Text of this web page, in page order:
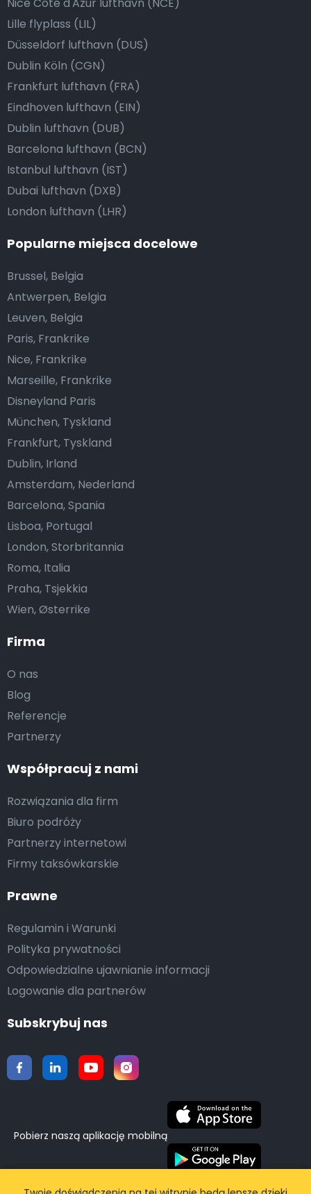
Firma
O nas
Blog
Referencje
Partnerzy
Współpracuj z nami
Rozwiązania dla firm
Biuro podróży
Partnerzy internetowi
Firmy taksówkarskie
Prawne
Regulamin i Warunki
Polityka prywatności
Odpowiedzialne ujawnianie informacji
Logowanie dla partnerów
Lille flyplass (LIL)
Düsseldorf lufthavn (DUS)
Dublin Köln (CGN)
Frankfurt lufthavn (FRA)
Eindhoven lufthavn (EIN)
Dublin lufthavn (DUB)
Barcelona lufthavn (BCN)
Istanbul lufthavn (IST)
Dubai lufthavn (DXB)
London lufthavn (LHR)
Popularne miejsca docelowe
Brussel, Belgia
Antwerpen, Belgia
Leuven, Belgia
Paris, Frankrike
Nice, Frankrike
Marseille, Frankrike
Disneyland Paris
München, Tyskland
Frankfurt, Tyskland
Dublin, Irland
Amsterdam, Nederland
Barcelona, Spania
Lisboa, Portugal
London, Storbritannia
Roma, Italia
Praha, Tsjekkia
Wien, Østerrike
Subskrybuj nas
Pobierz naszą aplikację mobilną